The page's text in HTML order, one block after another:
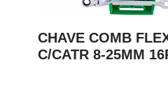
CHAVE COMB
C/CATR 8-25MM